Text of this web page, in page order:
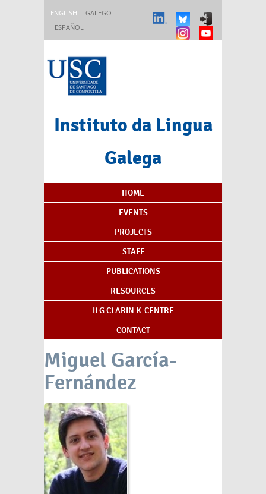
ENGLISH
GALEGO
ESPAÑOL
Instituto da Lingua
Galega
Content Index
HOME
EVENTS
PROJECTS
STAFF
PUBLICATIONS
RESOURCES
ILG CLARIN K-CENTRE
CONTACT
Miguel García-
Fernández